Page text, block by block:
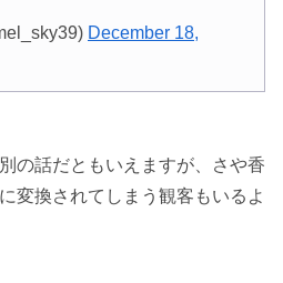
December 18,
の話だともいえますが、さや香
変換されてしまう観客もいるよ